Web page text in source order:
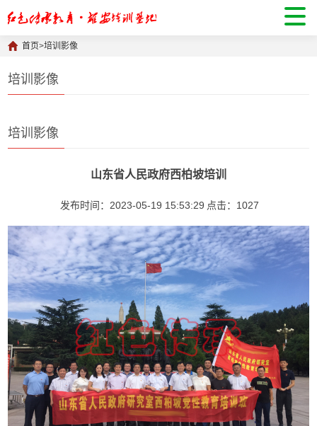
首页>培训影像
培训影像
培训影像
山东省人民政府西柏坡培训
发布时间：2023-05-19 15:53:29 点击： 1027